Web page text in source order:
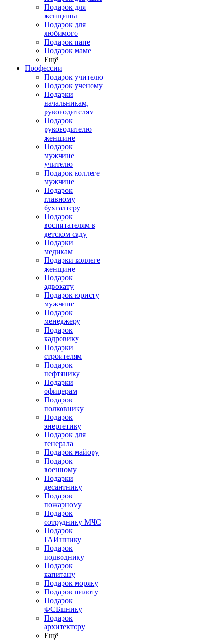
Подарок для
женщины
Подарок для
любимого
Подарок папе
Подарок маме
Ещё
Профессии
Подарок учителю
Подарок ученому
Подарки
начальникам,
руководителям
Подарок
руководителю
женщине
Подарок
мужчине
учителю
Подарок коллеге
мужчине
Подарок
главному
бухгалтеру
Подарок
воспитателям в
детском саду
Подарки
медикам
Подарки коллеге
женщине
Подарок
адвокату
Подарок юристу
мужчине
Подарок
менеджеру
Подарок
кадровику
Подарки
строителям
Подарок
нефтянику
Подарки
офицерам
Подарок
полковнику
Подарок
энергетику
Подарок для
генерала
Подарок майору
Подарок
военному
Подарки
десантнику
Подарок
пожарному
Подарок
сотруднику МЧС
Подарок
ГАИшнику
Подарок
подводнику
Подарок
капитану
Подарок моряку
Подарок пилоту
Подарок
ФСБшнику
Подарок
архитектору
Ещё